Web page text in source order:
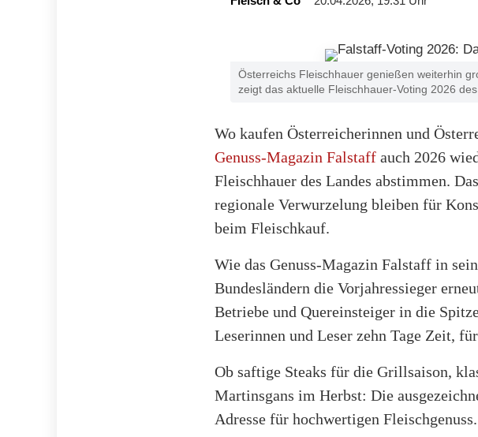
Österreichs Fleischhauer genießen weiterhin
zeigt das aktuelle Fleischhauer-Voting 2026
Wo kaufen Österreicherinnen und
Genuss-Magazin Falstaff auch 2026
Fleischhauer des Landes abstimmen.
regionale Verwurzelung bleiben für
beim Fleischkauf.
Wie das Genuss-Magazin Falstaff in
Bundesländern die Vorjahressieger
Betriebe und Quereinsteiger in die
Leserinnen und Leser zehn Tage Zeit,
Ob saftige Steaks für die Grillsaison,
Martinsgans im Herbst: Die
Adresse für hochwertigen Fleischgenuss.